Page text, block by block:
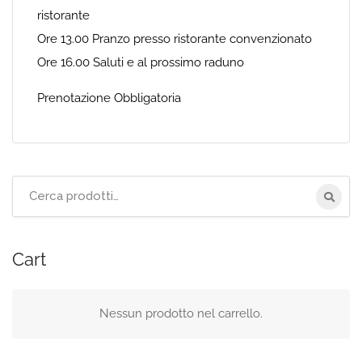
ristorante
Ore 13.00 Pranzo presso ristorante convenzionato
Ore 16.00 Saluti e al prossimo raduno
Prenotazione Obbligatoria
Cart
Nessun prodotto nel carrello.